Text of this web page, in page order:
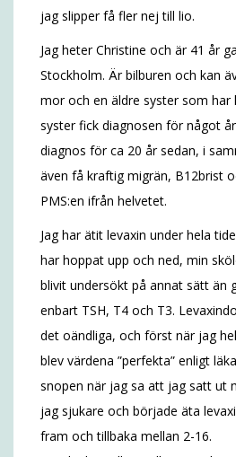
jag slipper få fler nej till lio.
Jag heter Christine och är 41 år
Stockholm. Är bilburen och kan
mor och en äldre syster som har
syster fick diagnosen för något
diagnos för ca 20 år sedan, i
även få kraftig migrän, B12brist
PMS:en ifrån helvetet.
Jag har ätit levaxin under hela
har hoppat upp och ned, min
blivit undersökt på annat sätt än
enbart TSH, T4 och T3.
det oändliga, och först när jag
blev värdena ”perfekta” enligt
snopen när jag sa att jag satt ut
jag sjukare och började äta
fram och tillbaka mellan 2-16.